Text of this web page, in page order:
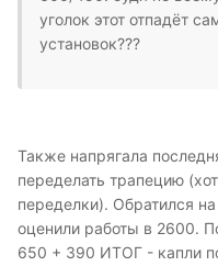
уголок этот отпадёт
установок???
Также напрягала
переделать трапецию
переделки). Обратился
оценили работы в 2600.
650 + 390 ИТОГ - капли